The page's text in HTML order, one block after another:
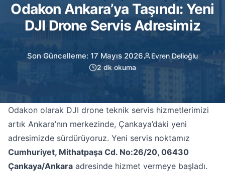
Odakon Ankara’ya Taşındı: Yeni
DJI Drone Servis Adresimiz
Son Güncelleme: 17 Mayıs 2026
Evren Delioğlu
2 dk okuma
Odakon olarak DJI drone teknik servis hizmetlerimizi
artık Ankara’nın merkezinde, Çankaya’daki yeni
adresimizde sürdürüyoruz. Yeni servis noktamız
Cumhuriyet, Mithatpaşa Cd. No:26/20, 06430
Çankaya/Ankara adresinde hizmet vermeye başladı.